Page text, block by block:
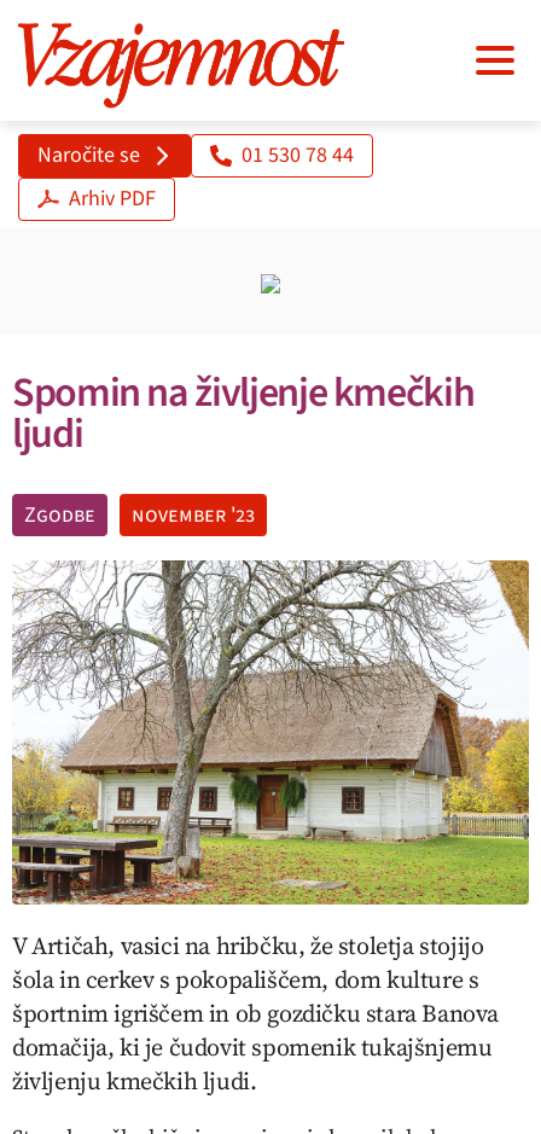
Naročite se
01 530 78 44
Arhiv PDF
Spomin na življenje kmečkih
ljudi
Zgodbe november '23
V Artičah, vasici na hribčku, že stoletja stojijo
šola in cerkev s pokopališčem, dom kulture s
športnim igriščem in ob gozdičku stara Banova
domačija, ki je čudovit spomenik tukajšnjemu
življenju kmečkih ljudi.